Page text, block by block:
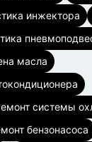
инжектора
масла
системы
бензонасоса